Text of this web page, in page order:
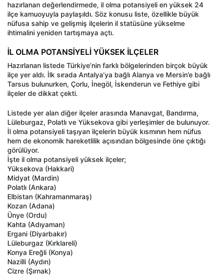
hazırlanan değerlendirmede, il olma potansiyeli en yüksek 24
ilçe kamuoyuyla paylaşıldı. Söz konusu liste, özellikle büyük
nüfusa sahip ve gelişmiş ilçelerin il statüsüne yükselme
ihtimalini yeniden tartışmaya açtı.
İL OLMA POTANSİYELİ YÜKSEK İLÇELER
Hazırlanan listede Türkiye’nin farklı bölgelerinden birçok büyük
ilçe yer aldı. İlk sırada Antalya’ya bağlı Alanya ve Mersin’e bağlı
Tarsus bulunurken, Çorlu, İnegöl, İskenderun ve Fethiye gibi
ilçeler de dikkat çekti.
Listede yer alan diğer ilçeler arasında Manavgat, Bandırma,
Lüleburgaz, Polatlı ve Yüksekova gibi yerleşimler de bulunuyor.
İl olma potansiyeli taşıyan ilçelerin büyük kısmının hem nüfus
hem de ekonomik hareketlilik açısından bölgesinde öne çıktığı
görülüyor.
İşte il olma potansiyeli yüksek ilçeler;
Yüksekova (Hakkari)
Midyat (Mardin)
Polatlı (Ankara)
Elbistan (Kahramanmaraş)
Kozan (Adana)
Ünye (Ordu)
Kahta (Adıyaman)
Ergani (Diyarbakır)
Lüleburgaz (Kırklareli)
Konya Ereğli (Konya)
Nazilli (Aydın)
Cizre (Şırnak)